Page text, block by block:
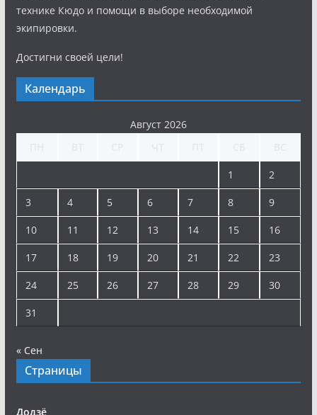
технике Кюдо и помощи в выборе необходимой
экипировки.
Достигни своей цели!
Календарь
Август 2026
1 2
3 4 5 6 7 8 9
10 11 12 13 14 15 16
17 18 19 20 21 22 23
24 25 26 27 28 29 30
31
« Сен
Страницы
Додзё